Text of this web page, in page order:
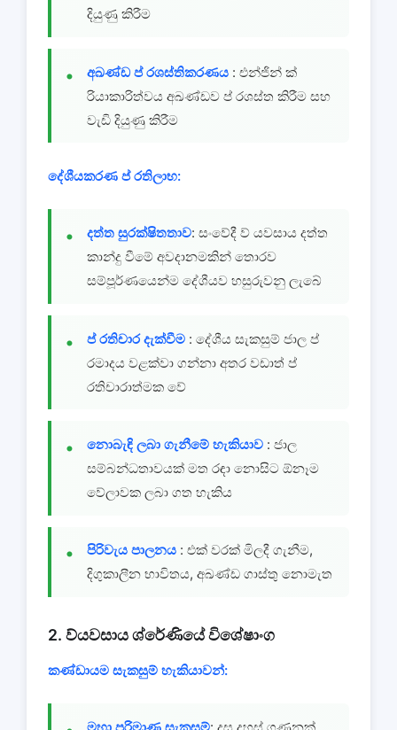
දියුණු කිරීම
අඛණ්ඩ ප් රශස්තිකරණය : එන්ජින් ක්
රියාකාරිත්වය අඛණ්ඩව ප් රශස්ත කිරීම සහ
වැඩි දියුණු කිරීම
දේශීයකරණ ප් රතිලාභ:
දත්ත සුරක්ෂිතතාව: සංවේදී ව් යවසාය දත්ත
කාන්දු වීමේ අවදානමකින් තොරව
සම්පූර්ණයෙන්ම දේශීයව හසුරුවනු ලැබේ
ප් රතිචාර දැක්වීම : දේශීය සැකසුම් ජාල ප්
රමාදය වළක්වා ගන්නා අතර වඩාත් ප්
රතිචාරාත්මක වේ
නොබැඳි ලබා ගැනීමේ හැකියාව : ජාල
සම්බන්ධතාවයක් මත රඳා නොසිට ඕනෑම
වේලාවක ලබා ගත හැකිය
පිරිවැය පාලනය : එක් වරක් මිලදී ගැනීම,
දිගුකාලීන භාවිතය, අඛණ්ඩ ගාස්තු නොමැත
2. ව්යවසාය ශ්රේණියේ විශේෂාංග
කණ්ඩායම සැකසුම් හැකියාවන්: